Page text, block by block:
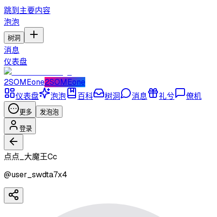
跳到主要内容
泡泡
树洞
消息
仪表盘
2SOMEone2SOMEone
仪表盘
泡泡 百科 树洞 消息 礼兮 僚机
更多 发泡泡
登录
点点_大魔王Cc
@user_swdta7x4